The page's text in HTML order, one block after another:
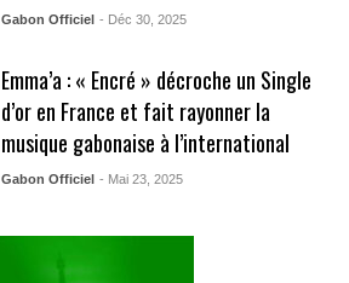
Gabon Officiel - Déc 30, 2025
Emma’a : « Encré » décroche un Single
d’or en France et fait rayonner la
musique gabonaise à l’international
Gabon Officiel - Mai 23, 2025